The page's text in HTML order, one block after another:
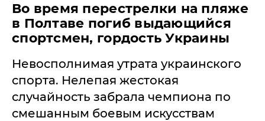
Во время перестрелки на пляже
в Полтаве погиб выдающийся
спортсмен, гордость Украины
Невосполнимая утрата украинского
спорта. Нелепая жестокая
случайность забрала чемпиона по
смешанным боевым искусствам